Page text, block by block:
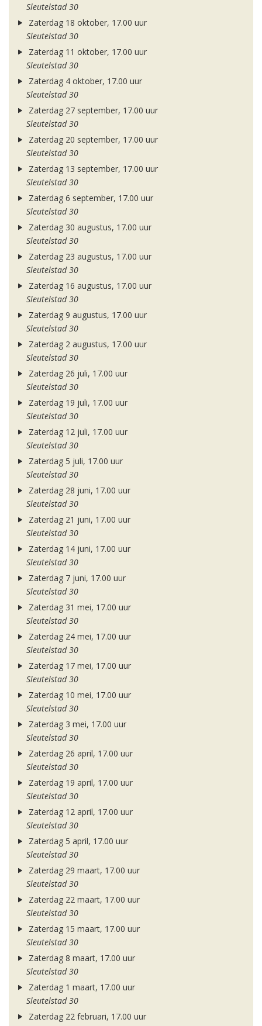
Sleutelstad 30
Zaterdag 18 oktober, 17.00 uur
Sleutelstad 30
Zaterdag 11 oktober, 17.00 uur
Sleutelstad 30
Zaterdag 4 oktober, 17.00 uur
Sleutelstad 30
Zaterdag 27 september, 17.00 uur
Sleutelstad 30
Zaterdag 20 september, 17.00 uur
Sleutelstad 30
Zaterdag 13 september, 17.00 uur
Sleutelstad 30
Zaterdag 6 september, 17.00 uur
Sleutelstad 30
Zaterdag 30 augustus, 17.00 uur
Sleutelstad 30
Zaterdag 23 augustus, 17.00 uur
Sleutelstad 30
Zaterdag 16 augustus, 17.00 uur
Sleutelstad 30
Zaterdag 9 augustus, 17.00 uur
Sleutelstad 30
Zaterdag 2 augustus, 17.00 uur
Sleutelstad 30
Zaterdag 26 juli, 17.00 uur
Sleutelstad 30
Zaterdag 19 juli, 17.00 uur
Sleutelstad 30
Zaterdag 12 juli, 17.00 uur
Sleutelstad 30
Zaterdag 5 juli, 17.00 uur
Sleutelstad 30
Zaterdag 28 juni, 17.00 uur
Sleutelstad 30
Zaterdag 21 juni, 17.00 uur
Sleutelstad 30
Zaterdag 14 juni, 17.00 uur
Sleutelstad 30
Zaterdag 7 juni, 17.00 uur
Sleutelstad 30
Zaterdag 31 mei, 17.00 uur
Sleutelstad 30
Zaterdag 24 mei, 17.00 uur
Sleutelstad 30
Zaterdag 17 mei, 17.00 uur
Sleutelstad 30
Zaterdag 10 mei, 17.00 uur
Sleutelstad 30
Zaterdag 3 mei, 17.00 uur
Sleutelstad 30
Zaterdag 26 april, 17.00 uur
Sleutelstad 30
Zaterdag 19 april, 17.00 uur
Sleutelstad 30
Zaterdag 12 april, 17.00 uur
Sleutelstad 30
Zaterdag 5 april, 17.00 uur
Sleutelstad 30
Zaterdag 29 maart, 17.00 uur
Sleutelstad 30
Zaterdag 22 maart, 17.00 uur
Sleutelstad 30
Zaterdag 15 maart, 17.00 uur
Sleutelstad 30
Zaterdag 8 maart, 17.00 uur
Sleutelstad 30
Zaterdag 1 maart, 17.00 uur
Sleutelstad 30
Zaterdag 22 februari, 17.00 uur